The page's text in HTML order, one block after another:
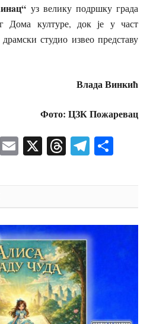
уз велику подршку града
Дома културе, док је у част
студио извео представу
Влада Винкић
Фото: ЦЗК Пожаревац
WhatsApp
Email
X Threads